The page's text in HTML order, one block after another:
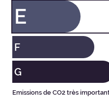
E
F
G
Emissions de CO2 très